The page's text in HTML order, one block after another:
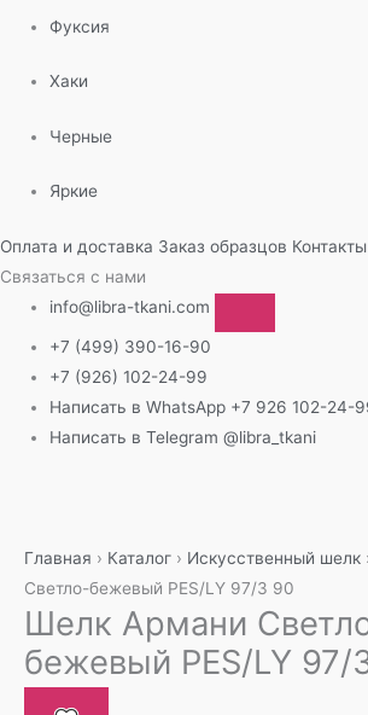
Фуксия
Хаки
Черные
Яркие
Оплата и доставка Заказ образцов Контакты
Связаться с нами
info@libra-tkani.com
+7 (499) 390-16-90
+7 (926) 102-24-99
Написать в WhatsApp +7 926 102-24-
Написать в Telegram @libra_tkani
содержимому
Главная › Каталог › Искусственный шелк
Светло-бежевый PES/LY 97/3 90
Шелк Армани
бежевый PES/LY 97/